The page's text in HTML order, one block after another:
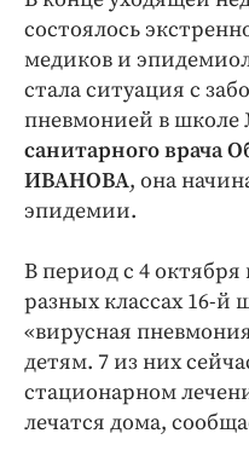
Интересное
Клиника года
Работодатель
состоялось
медиков и
стала ситуация с
пневмонией в школе
санитарного врача
ИВАНОВА, она
эпидемии.
В период с 4
разных классах 16-й
«вирусная
детям. 7 из них
стационарном
лечатся дома,